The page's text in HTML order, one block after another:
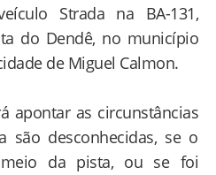
Strada na BA-131,
do Dendê, no município
de Miguel Calmon.
apontar as circunstâncias
são desconhecidas, se o
da pista, ou se foi